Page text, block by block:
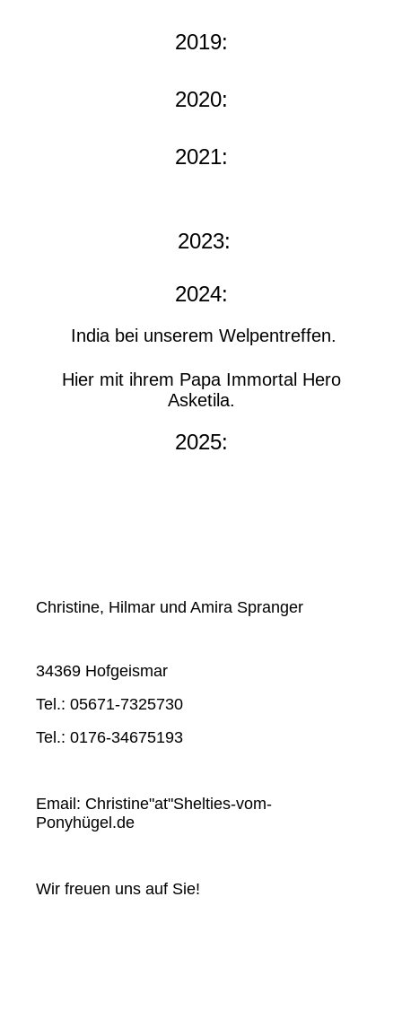
2019:
2020:
2021:
2023:
2024:
India bei unserem Welpentreffen.
Hier mit ihrem Papa Immortal Hero
Asketila.
2025:
Christine, Hilmar und Amira Spranger
34369 Hofgeismar
Tel.: 05671-7325730
Tel.: 0176-34675193
Email: Christine"at"Shelties-vom-
Ponyhügel.de
Wir freuen uns auf Sie!